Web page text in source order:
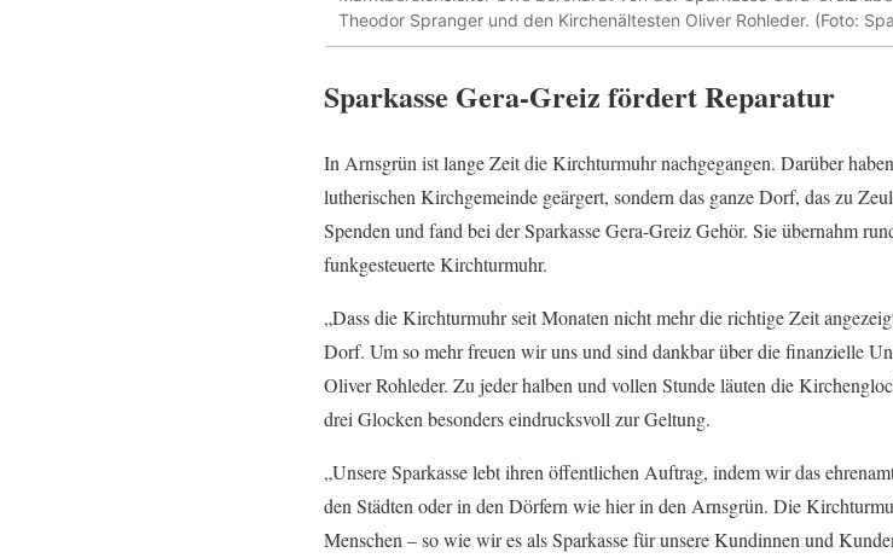
Theodor Spranger und den Kirchenältesten Oliver Rohleder. (Foto:
Sparkasse Gera-Greiz fördert Reparatur
In Arnsgrün ist lange Zeit die Kirchturmuhr nachgegangen. Darüber
lutherischen Kirchgemeinde geärgert, sondern das ganze Dorf, das zu
Spenden und fand bei der Sparkasse Gera-Greiz Gehör. Sie übernahm
funkgesteuerte Kirchturmuhr.
„Dass die Kirchturmuhr seit Monaten nicht mehr die richtige Zeit
Dorf. Um so mehr freuen wir uns und sind dankbar über die finanzielle
Oliver Rohleder. Zu jeder halben und vollen Stunde läuten die
drei Glocken besonders eindrucksvoll zur Geltung.
„Unsere Sparkasse lebt ihren öffentlichen Auftrag, indem wir das
den Städten oder in den Dörfern wie hier in den Arnsgrün. Die
Menschen – so wie wir es als Sparkasse für unsere Kundinnen und